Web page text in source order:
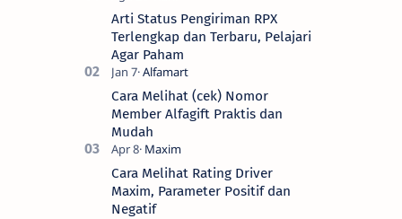
Arti Status Pengiriman RPX
Terlengkap dan Terbaru, Pelajari
Agar Paham
Cara Melihat (cek) Nomor
Member Alfagift Praktis dan
Mudah
Cara Melihat Rating Driver
Maxim, Parameter Positif dan
Negatif